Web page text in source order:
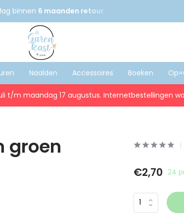
binnen 6 maanden retour
Naalden Accessoires Boeken
t/m maandag 17 augustus. Internetbestellingen
groen
€2,70 24